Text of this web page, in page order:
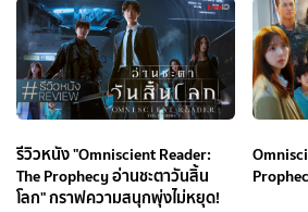
รีวิวหนัง "Omniscient Reader:
The Prophecy อ่านชะตาวันสิ้น
โลก" กราฟความสนุกพุ่งไม่หยุด!